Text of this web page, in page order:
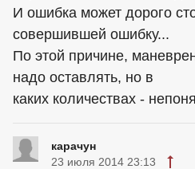
И ошибка может дорого
совершившей ошибку...
По этой причине,
надо оставлять, но в
каких количествах -
карачун
23 июля 2014 23:13